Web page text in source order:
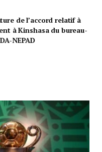
de l’accord relatif à
à Kinshasa du bureau-
NEPAD